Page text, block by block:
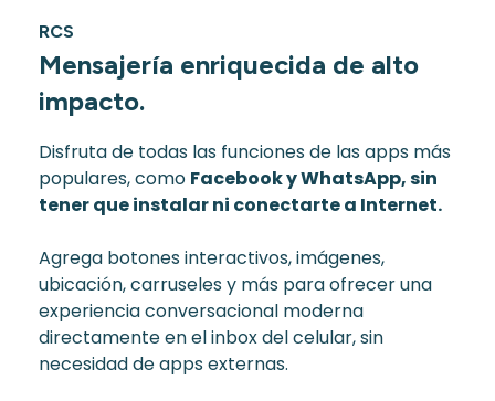
RCS
Mensajería enriquecida de alto
impacto.
Disfruta de todas las funciones de las apps más
populares, como Facebook y WhatsApp, sin
tener que instalar ni conectarte a Internet.
Agrega botones interactivos, imágenes,
ubicación, carruseles y más para ofrecer una
experiencia conversacional moderna
directamente en el inbox del celular, sin
necesidad de apps externas.